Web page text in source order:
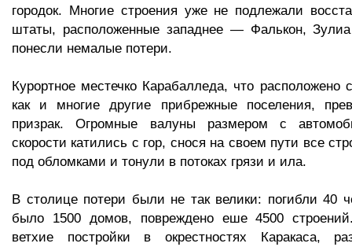
городок. Многие строения уже не подлежали
штаты, расположенные западнее — Фалькон,
понесли немалые потери.
Курортное местечко Карабалледа, что расположено
как и многие другие прибрежные поселения,
призрак. Огромные валуны размером с
скорости катились с гор, снося на своем пути все
под обломками и тонули в потоках грязи и ила.
В столице потери были не так велики: погибли 40
было 1500 домов, повреждено еше 4500
ветхие постройки в окрестностях Каракаса,